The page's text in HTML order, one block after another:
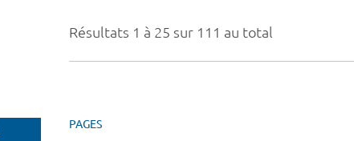
Résultats 1 à 25 sur 111 au total
PAGES